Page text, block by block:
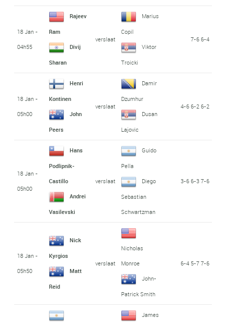
18 Jan -
04h55
Rajeev
Ram
Divij
Sharan
verslaat
Marius
Copil
Viktor
Troicki
7-6 6-4
18 Jan -
05h00
Henri
Kontinen
John
Peers
verslaat
Damir
Dzumhur
Dusan
Lajovic
4-6 6-2 6-2
18 Jan -
05h00
Hans
Podlipnik-
Castillo
Andrei
Vasilevski
verslaat
Guido
Pella
Diego
Sebastian
Schwartzman
3-6 6-3 7-6
18 Jan -
05h50
Nick
Kyrgios
Matt
Reid
verslaat
Nicholas
Monroe
John-
Patrick Smith
6-4 5-7 7-6
James